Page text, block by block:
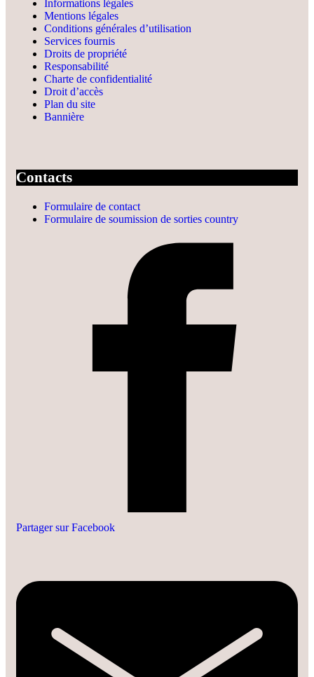
Informations légales
Mentions légales
Conditions générales d’utilisation
Services fournis
Droits de propriété
Responsabilité
Charte de confidentialité
Droit d’accès
Plan du site
Bannière
Contacts
Formulaire de contact
Formulaire de soumission de sorties country
Partager sur Facebook